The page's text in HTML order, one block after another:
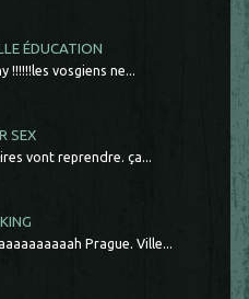
ÉDUCATION
vosgiens ne...
SEX
vont reprendre. ça...
Prague. Ville...